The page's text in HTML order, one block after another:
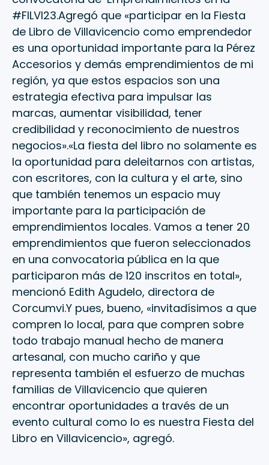
#FILVI23.Agregó que «participar en la Fiesta
de Libro de Villavicencio como emprendedor
es una oportunidad importante para la Pérez
Accesorios y demás emprendimientos de mi
región, ya que estos espacios son una
estrategia efectiva para impulsar las
marcas, aumentar visibilidad, tener
credibilidad y reconocimiento de nuestros
negocios».«La fiesta del libro no solamente es
la oportunidad para deleitarnos con artistas,
con escritores, con la cultura y el arte, sino
que también tenemos un espacio muy
importante para la participación de
emprendimientos locales. Vamos a tener 20
emprendimientos que fueron seleccionados
en una convocatoria pública en la que
participaron más de 120 inscritos en total»,
mencionó Edith Agudelo, directora de
Corcumvi.Y pues, bueno, «invitadísimos a que
compren lo local, para que compren sobre
todo trabajo manual hecho de manera
artesanal, con mucho cariño y que
representa también el esfuerzo de muchas
familias de Villavicencio que quieren
encontrar oportunidades a través de un
evento cultural como lo es nuestra Fiesta del
Libro en Villavicencio», agregó.